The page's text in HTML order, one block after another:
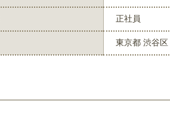
正社員
東京都 渋谷区